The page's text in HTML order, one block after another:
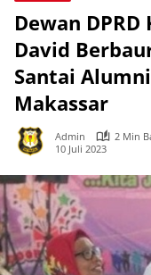
Dewan
David
Santai
Makassar
Admin
2 Min
10 Juli 2023